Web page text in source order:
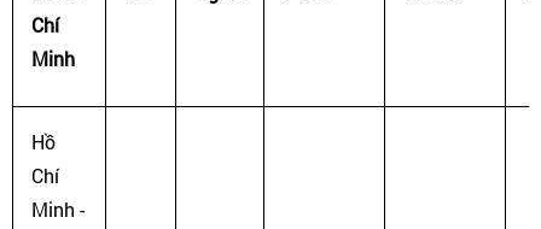
Chí
Minh
Hồ
Chí
Minh -